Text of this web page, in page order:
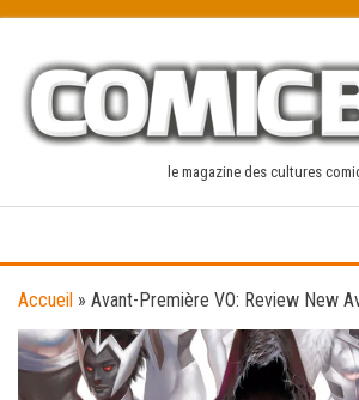
content
le magazine des cultures
Accueil » Avant-Première VO: Review New